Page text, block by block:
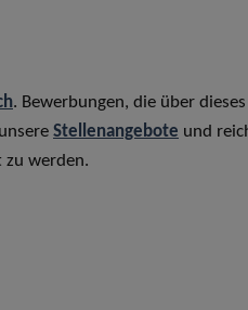
. Bewerbungen, die über
Stellenangebote und
zu werden.